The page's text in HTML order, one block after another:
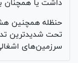
داشت یا همچنان
حنظله همچنین
تحت شدیدترین
سرزمین‌های